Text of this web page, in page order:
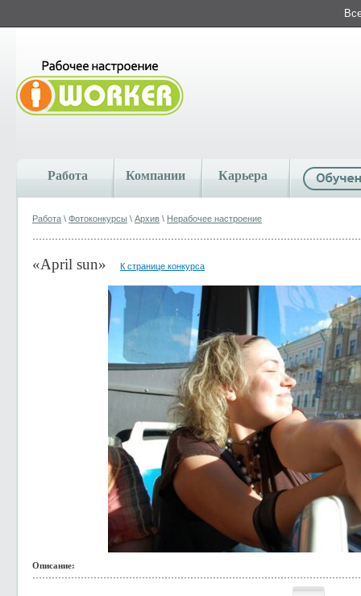
Работа Компании Карьера
Работа \ Фотоконкурсы \ Архив \ Нерабочее настроение
«April sun» К странице конкурса
Описание: